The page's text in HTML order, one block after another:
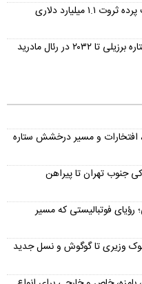
فوربس: لیونل مسی میلیاردر شد؛ پشت پرده ثروت ۱.۱ میلیارد دلاری
پایان شوک اینستاگرامی وینیسیوس؛ ستاره برزیلی تا ۲۰۳۲ در رئال مادرید
افتخارات و مسیر درخشش ستاره
جنوب تهران تا پیراهن
رؤیای فوتبالیستی که مسیر
وزیری تا گوگوش و نسل جدید